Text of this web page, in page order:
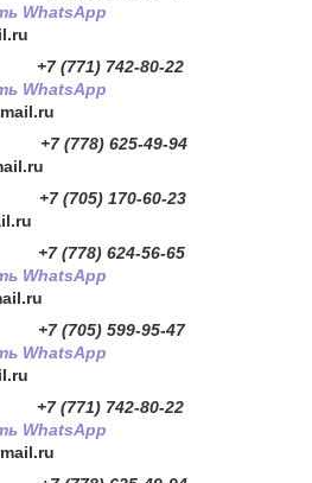
742-80-22
(778) 625-49-94
(705) 170-60-23
(778) 624-56-65
599-95-47
742-80-22